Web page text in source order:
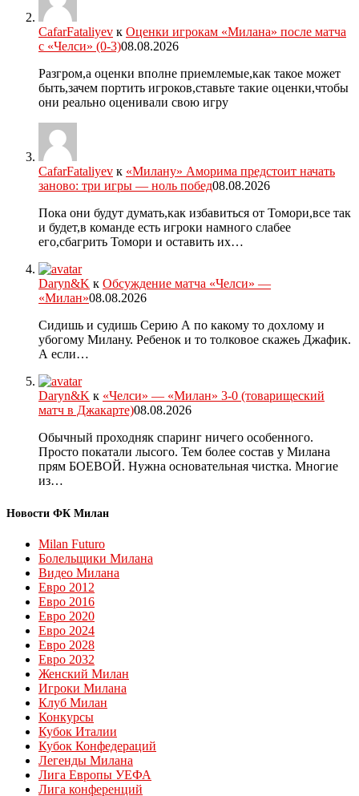
CafarFataliyev к Оценки игрокам «Милана» после матча
с «Челси» (0-3)08.08.2026
Разгром,а оценки вполне приемлемые,как такое может
быть,зачем портить игроков,ставьте такие оценки,чтобы
они реально оценивали свою игру
CafarFataliyev к «Милану» Аморима предстоит начать
заново: три игры — ноль побед08.08.2026
Пока они будут думать,как избавиться от Томори,все так
и будет,в команде есть игроки намного слабее
его,сбагрить Томори и оставить их…
Daryn&K к Обсуждение матча «Челси» —
«Милан»08.08.2026
Сидишь и судишь Серию А по какому то дохлому и
убогому Милану. Ребенок и то толковое скажеь Джафик.
А если…
Daryn&K к «Челси» — «Милан» 3-0 (товарищеский
матч в Джакарте)08.08.2026
Обычный проходняк спаринг ничего особенного.
Просто покатали лысого. Тем более состав у Милана
прям БОЕВОЙ. Нужна основательная чистка. Многие
из…
Новости ФК Милан
Milan Futuro
Болельщики Милана
Видео Милана
Евро 2012
Евро 2016
Евро 2020
Евро 2024
Евро 2028
Евро 2032
Женский Милан
Игроки Милана
Клуб Милан
Конкурсы
Кубок Италии
Кубок Конфедераций
Легенды Милана
Лига Европы УЕФА
Лига конференций